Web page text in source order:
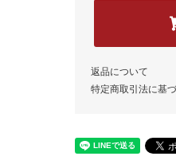
返品について
特定商取引法に基